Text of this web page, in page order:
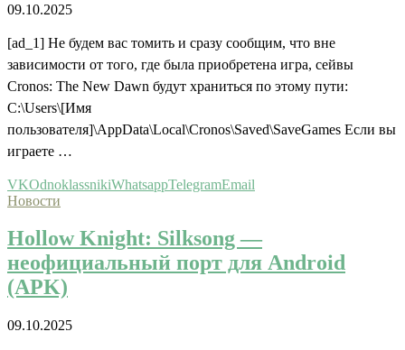
09.10.2025
[ad_1] Не будем вас томить и сразу сообщим, что вне
зависимости от того, где была приобретена игра, сейвы
Cronos: The New Dawn будут храниться по этому пути:
C:\Users\[Имя
пользователя]\AppData\Local\Cronos\Saved\SaveGames Если вы
играете …
VKOdnoklassnikiWhatsappTelegramEmail
Новости
Hollow Knight: Silksong —
неофициальный порт для Android
(APK)
09.10.2025